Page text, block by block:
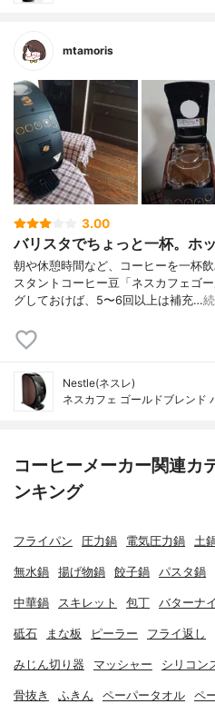
mtamoris
3.00
バリスタでちょっと一杯。ホ
朝や休憩時間など、コーヒーを一杯
スタントコーヒー豆「ネスカフェゴ
グしておけば、5〜6回以上は補充…
Nestle(ネスレ)
ネスカフェ ゴールドブレン
コーヒーメーカー関連カ
ンキング
フライパン 圧力鍋 電気圧力鍋 土
無水鍋 揚げ物鍋 餃子鍋 パスタ鍋
中華鍋 スキレット 包丁 バターナ
砥石 まな板 ピーラー フライ返し
みじん切り器 マッシャー シリコン
骨抜き ふきん ペーパータオル ペ